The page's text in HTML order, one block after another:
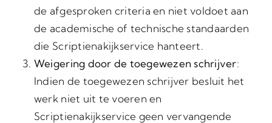
de afgesproken criteria en niet voldoet aan
de academische of technische standaarden
die Scriptienakijkservice hanteert.
Weigering door de toegewezen schrijver:
Indien de toegewezen schrijver besluit het
werk niet uit te voeren en
Scriptienakijkservice geen vervangende